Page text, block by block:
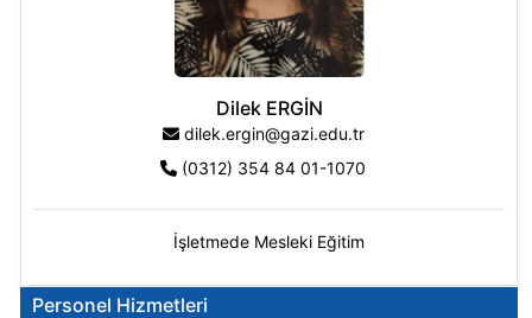
Dilek ERGİN
dilek.ergin@gazi.edu.tr
(0312) 354 84 01-1070
İşletmede Mesleki Eğitim
Personel Hizmetleri